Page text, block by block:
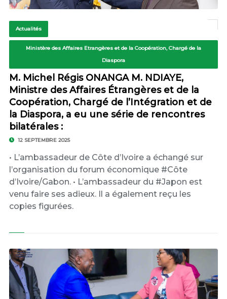
Actualités
Ministère des Affaires Etrangères et de la Coopération, Chargé de la
Diaspora
M. Michel Régis ONANGA M. NDIAYE,
Ministre des Affaires Étrangères et de la
Coopération, Chargé de l’Intégration et de
la Diaspora, a eu une série de rencontres
bilatérales :
12 SEPTEMBRE 2025
• L’ambassadeur de Côte d’Ivoire a échangé sur
l’organisation du forum économique #Côte
d’Ivoire/Gabon. • L’ambassadeur du #Japon est
venu faire ses adieux. Il a également reçu les
copies figurées.